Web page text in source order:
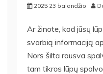
2025 23 balandžio
Ar žinote, kad jūsų
svarbią informaciją
Nors šilta rausva
tam tikros lūpų